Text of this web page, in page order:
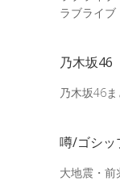
ラブライ
乃木坂46
乃木坂46
噂/ゴシッ
大地震・